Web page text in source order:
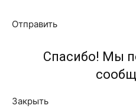
Отправить
Спасибо! Мы
Закрыть